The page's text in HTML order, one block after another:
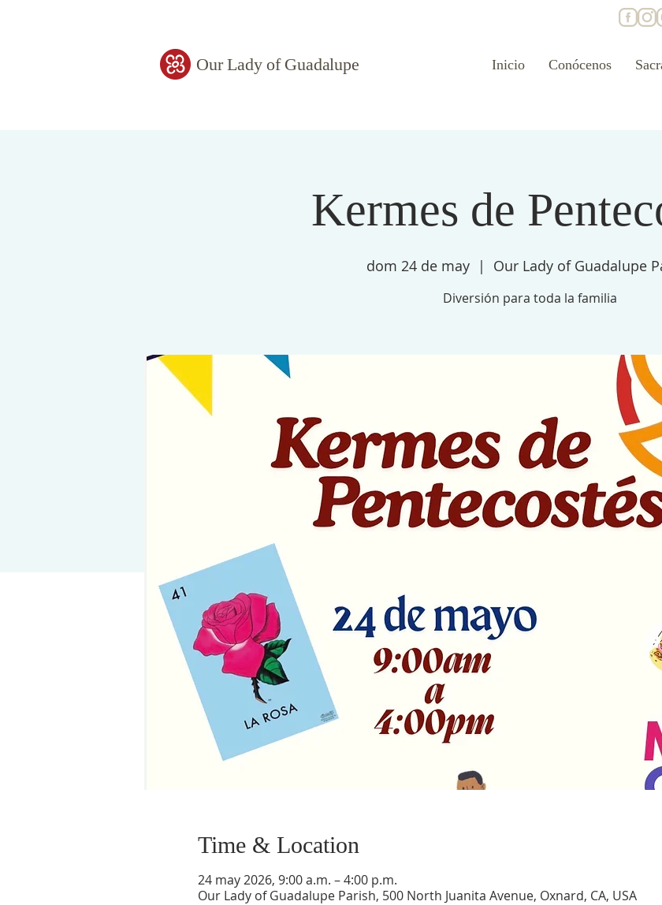
Our Lady of Guadalupe Inicio Conócenos
Kermes de
dom 24 de may
  |
Our Lady of Guadalupe
Diversión para toda la familia
Time & Location
24 may 2026, 9:00 a.m. – 4:00 p.m.
Our Lady of Guadalupe Parish, 500 North Juanita Avenue, Oxnard, CA, USA